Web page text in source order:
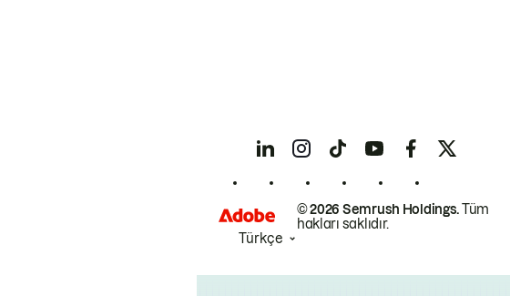
© 2026 Semrush Holdings.Tüm
hakları saklıdır.
Türkçe